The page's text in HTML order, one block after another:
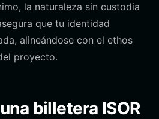
la naturaleza sin custodia
que tu identidad
alineándose con el ethos
proyecto.
billetera ISOR